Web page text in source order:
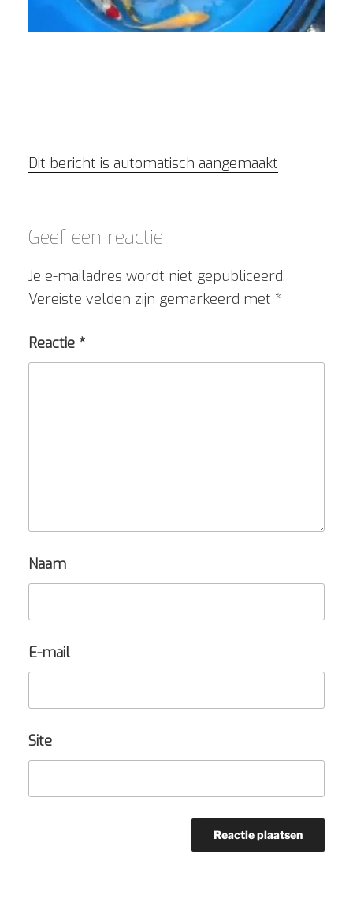
Dit bericht is automatisch aangemaakt
Geef een reactie
Je e-mailadres wordt niet gepubliceerd.
Vereiste velden zijn gemarkeerd met *
Reactie *
Naam
E-mail
Site